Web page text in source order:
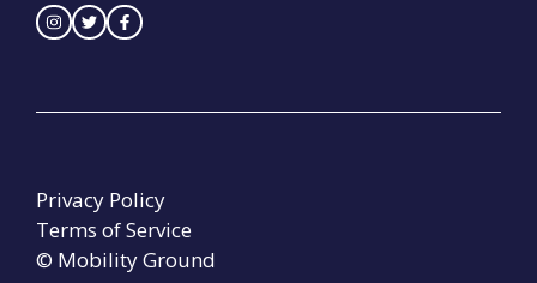
© Mobility Ground
Privacy Policy
Terms of Service